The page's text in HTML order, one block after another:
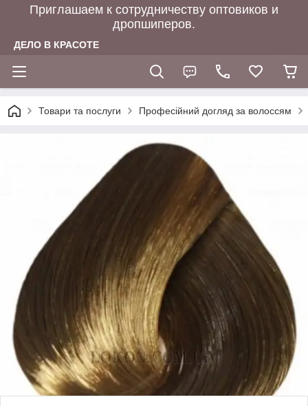
Приглашаем к сотрудничеству оптовиков и
дропшиперов.
ДЕЛО В КРАСОТЕ
Товари та послуги Професійний догляд за волоссям